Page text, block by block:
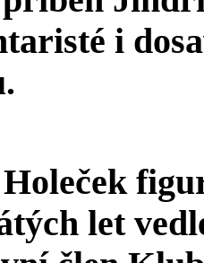
i
let